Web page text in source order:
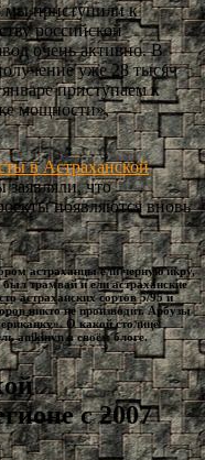
мы приступили к
российской
очень активно. В
уже 28 тысяч
приступаем к
же мощности», —
в Астраханской
заявляли, что
появляются вновь
астраханцы ели черную икру,
трамвай и ели астраханские
астраханских сортов 5/95 и
никто не производит. Арбузы
О какой столице
anikinvn в своём блоге.
с 2007